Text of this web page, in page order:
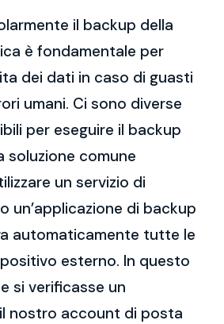
il backup della
è fondamentale per
dei dati in caso di guasti
umani. Ci sono diverse
per eseguire il backup
soluzione comune
un servizio di
un’applicazione di backup
automaticamente tutte le
esterno. In questo
si verificasse un
nostro account di posta